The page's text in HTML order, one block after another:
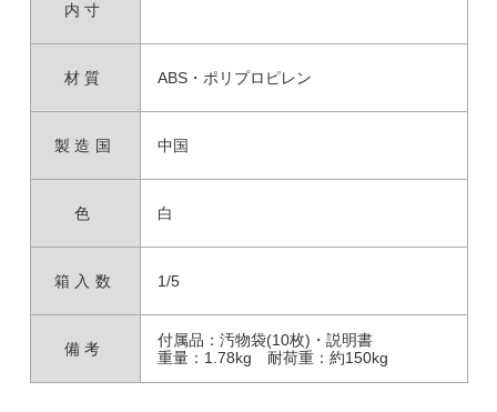
内寸
材質 ABS・ポリプロピレン
製造国 中国
色 白
箱入数 1/5
備考
付属品：汚物袋(10枚)・説明書
重量：1.78kg 耐荷重：約150kg